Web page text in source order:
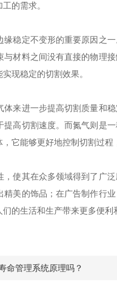
的需求。
定不变形的重要原因之一
材料之间没有直接的物理
现稳定的切割效果。
进一步提高切割质量和稳
高切割速度。而氮气则是
它能够更好地控制切割过程
其在众多领域得到了广泛
美的饰品；在广告制作行
的生活和生产带来更多便利
命管理系统原理吗？